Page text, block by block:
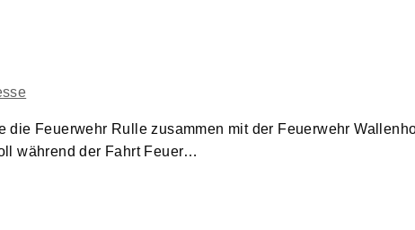
Feuerwehr Rulle zusammen mit der Feuerwehr
während der Fahrt Feuer…